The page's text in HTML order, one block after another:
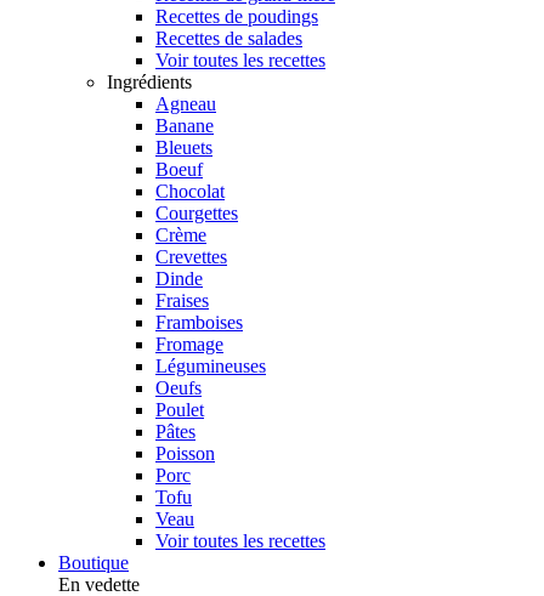
Recettes de poudings
Recettes de salades
Voir toutes les recettes
Ingrédients
Agneau
Banane
Bleuets
Boeuf
Chocolat
Courgettes
Crème
Crevettes
Dinde
Fraises
Framboises
Fromage
Légumineuses
Oeufs
Poulet
Pâtes
Poisson
Porc
Tofu
Veau
Voir toutes les recettes
Boutique
En vedette